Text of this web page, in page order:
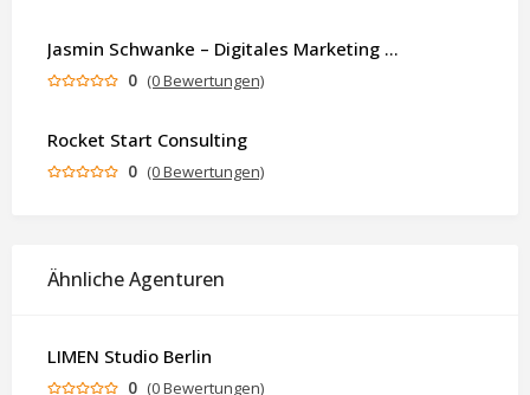
Jasmin Schwanke – Digitales Marketing & KI-gestützte Contenterstellung
0 (0 Bewertungen)
Rocket Start Consulting
0 (0 Bewertungen)
Ähnliche Agenturen
LIMEN Studio Berlin
0 (0 Bewertungen)